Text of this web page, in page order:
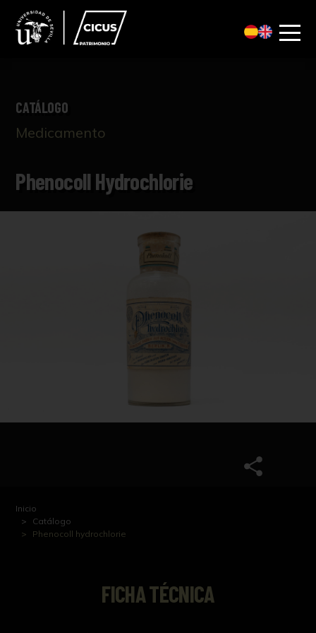
CATÁLOGO
Medicamento
Phenocoll Hydrochlorie
Inicio
Catálogo
Phenocoll hydrochlorie
FICHA TÉCNICA